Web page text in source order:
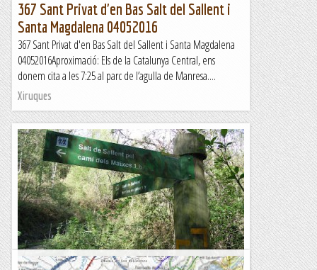
367 Sant Privat d'en Bas Salt del Sallent i
Santa Magdalena 04052016
367 Sant Privat d'en Bas Salt del Sallent i Santa Magdalena
04052016Aproximació: Els de la Catalunya Central, ens
donem cita a les 7:25 al parc de l’agulla de Manresa....
Xiruques